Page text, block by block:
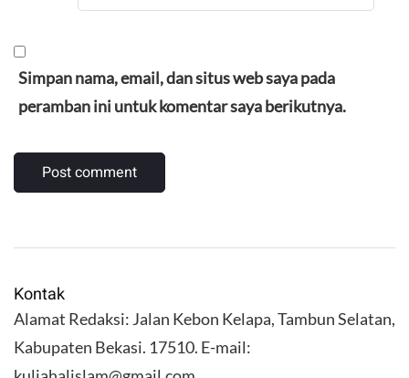
Simpan nama, email, dan situs web saya pada
peramban ini untuk komentar saya berikutnya.
Kontak
Alamat Redaksi: Jalan Kebon Kelapa, Tambun Selatan,
Kabupaten Bekasi. 17510. E-mail: